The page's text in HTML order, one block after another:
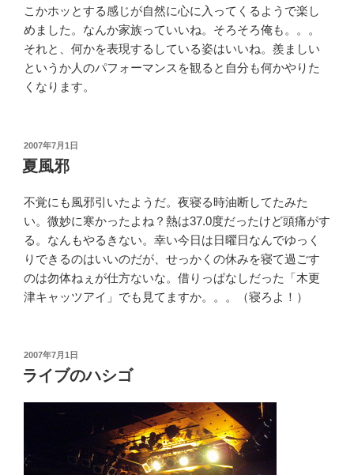
こかホッとする感じが自然に心に入ってくるようで楽し
めました。なんか家族っていいね。そろそろ俺も。。。
それと、何かを表現するしている姿はいいね。羨ましい
というか人のパフォーマンスを観ると自分も何かやりた
くなります。
投
稿
日:
2007年7月1日
夏風邪
不覚にも風邪引いたようだ。夜寝る時油断してたみた
い。微妙に寒かったよね？熱は37.0度だったけど頭痛がす
る。なんもやるきない。幸い今日は日曜日なんでゆっく
りできるのはいいのだが、せっかくの休みを寝て過ごす
のは勿体ねぇが仕方ないな。借りっぱなしだった「木更
津キャッツアイ」でも見てますか。。。（寝ろよ！）
投
稿
日:
2007年7月1日
ライブのハシゴ